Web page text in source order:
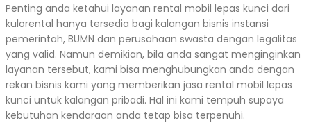
Penting anda ketahui layanan rental mobil lepas kunci dari
kulorental hanya tersedia bagi kalangan bisnis instansi
pemerintah, BUMN dan perusahaan swasta dengan legalitas
yang valid. Namun demikian, bila anda sangat menginginkan
layanan tersebut, kami bisa menghubungkan anda dengan
rekan bisnis kami yang memberikan jasa rental mobil lepas
kunci untuk kalangan pribadi. Hal ini kami tempuh supaya
kebutuhan kendaraan anda tetap bisa terpenuhi.